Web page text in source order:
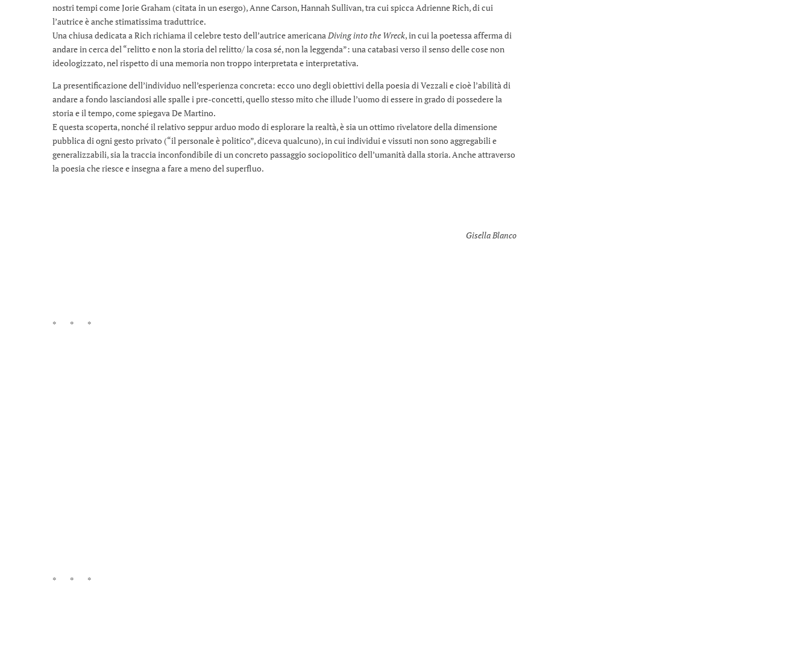
nostri tempi come Jorie Graham (citata in un esergo), Anne Carson, Hannah Sullivan, tra cui spicca Adrienne Rich, di cui
l’autrice è anche stimatissima traduttrice.
Una chiusa dedicata a Rich richiama il celebre testo dell’autrice americanaDiving into the Wreck, in cui la poetessa afferma di
andare in cerca del “relitto e non la storia del relitto/ la cosa sé, non la leggenda”: una catabasi verso il senso delle cose non
ideologizzato, nel rispetto di una memoria non troppo interpretata e interpretativa.
La presentificazione dell’individuo nell’esperienza concreta: ecco uno degli obiettivi della poesia di Vezzali e cioè l’abilità di
andare a fondo lasciandosi alle spalle i pre-concetti, quello stesso mito che illude l’uomo di essere in grado di possedere la
storia e il tempo, come spiegava De Martino.
E questa scoperta, nonché il relativo seppur arduo modo di esplorare la realtà, è sia un ottimo rivelatore della dimensione
pubblica di ogni gesto privato (“il personale è politico”, diceva qualcuno), in cui individui e vissuti non sono aggregabili e
generalizzabili, sia la traccia inconfondibile di un concreto passaggio sociopolitico dell’umanità dalla storia. Anche attraverso
la poesia che riesce e insegna a fare a meno del superfluo.
Gisella Blanco
* * *
* * *